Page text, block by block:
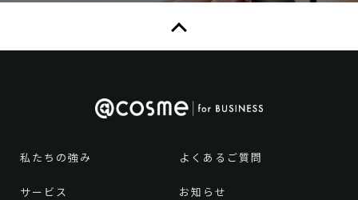
私たちの強み
サービス
よくあるご質問
お知らせ